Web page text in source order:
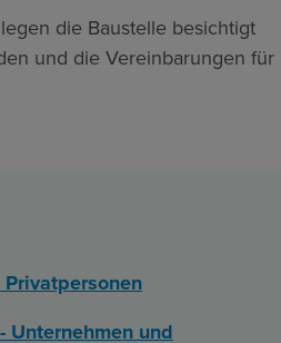
die Baustelle besichtigt
und die Vereinbarungen für
Unternehmen und